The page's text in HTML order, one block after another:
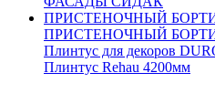
ПРИСТЕНОЧНЫЙ
ПРИСТЕНОЧНЫЙ
Плинтус для декоров
Плинтус Rehau 4200мм